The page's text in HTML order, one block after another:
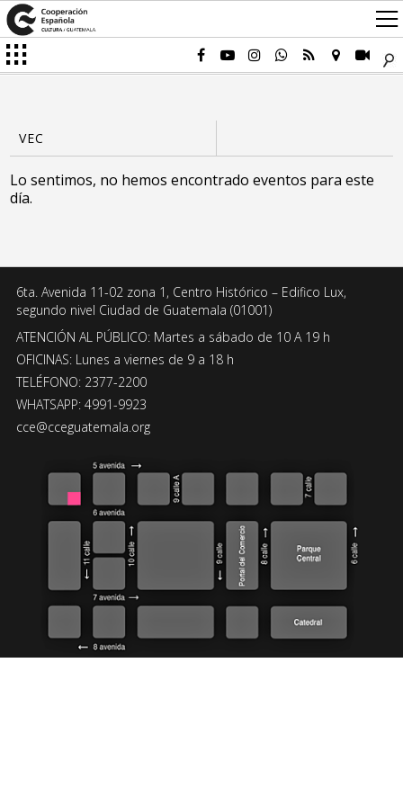
Lo sentimos, no hemos encontrado eventos para este
día.
6ta. Avenida 11-02 zona 1, Centro Histórico – Edifico Lux,
segundo nivel Ciudad de Guatemala (01001)
ATENCIÓN AL PÚBLICO: Martes a sábado de 10 A 19 h
OFICINAS: Lunes a viernes de 9 a 18 h
TELÉFONO: 2377-2200
WHATSAPP: 4991-9923
cce@cceguatemala.org